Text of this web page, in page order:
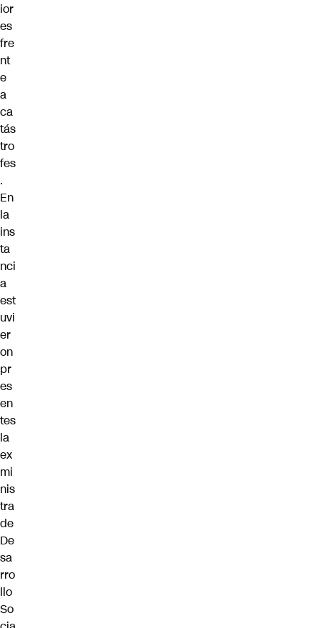
ior
es
fre
nt
e
a
ca
tás
tro
fes
.
En
la
ins
ta
nci
a
est
uvi
er
on
pr
es
en
tes
la
ex
mi
nis
tra
de
De
sa
rro
llo
So